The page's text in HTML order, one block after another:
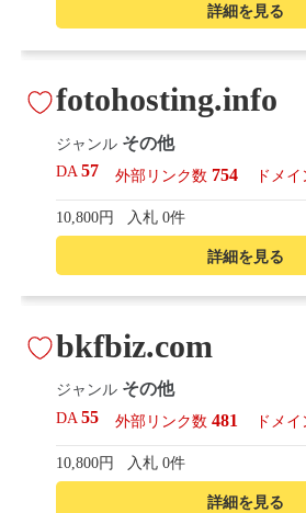
詳細を見る
詳細を見る
fotohosting.info
ジャンル その他
DA57 外部リンク数 754 ドメ
10,800円 入札 0件
詳細を見る
bkfbiz.com
ジャンル その他
DA55 外部リンク数 481 ドメ
10,800円 入札 0件